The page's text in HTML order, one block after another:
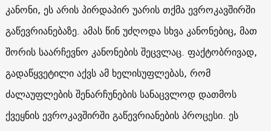
კანონი, ეს არის პირდაპირ უარის თქმა ევროკავშირში
გაწევრიანებაზე. ამას წინ უძღოდა სხვა კანონებიც, მათ
შორის საარჩევნო კანონების შეცვლაც. ფაქტობრივად,
გადაწყვეტილი აქვს ამ ხელისუფლებას, რომ
ძალაუფლების შენარჩუნების სანაცვლოდ დათმოს
ქვეყნის ევროკავშირში გაწევრიანების პროცესი. ეს